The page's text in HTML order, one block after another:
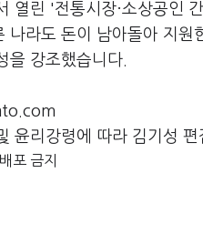
열린 '전통시장·소상공인
라도 돈이 남아돌아 지원
을 강조했습니다.
윤리강령에 따라 김기성 편
포 금지